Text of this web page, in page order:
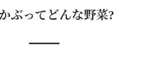
ぶってどんな野菜?